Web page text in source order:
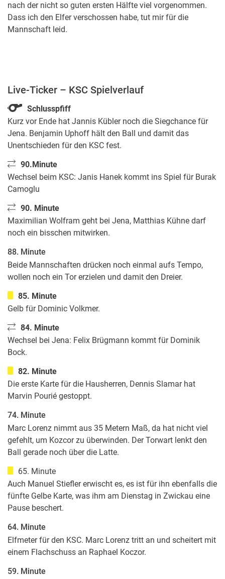
nach der nicht so guten ersten Hälfte viel vorgenommen.
Dass ich den Elfer verschossen habe, tut mir für die
Mannschaft leid.
Live-Ticker – KSC Spielverlauf
Schlusspfiff
Kurz vor Ende hat Jannis Kübler noch die Siegchance für
Jena. Benjamin Uphoff hält den Ball und damit das
Unentschieden für den KSC fest.
90.Minute
Wechsel beim KSC: Janis Hanek kommt ins Spiel für Burak
Camoglu
90. Minute
Maximilian Wolfram geht bei Jena, Matthias Kühne darf
noch ein bisschen mitwirken.
88. Minute
Beide Mannschaften drücken noch einmal aufs Tempo,
wollen noch ein Tor erzielen und damit den Dreier.
85. Minute
Gelb für Dominic Volkmer.
84. Minute
Wechsel bei Jena: Felix Brügmann kommt für Dominik
Bock.
82. Minute
Die erste Karte für die Hausherren, Dennis Slamar hat
Marvin Pourié gestoppt.
74. Minute
Marc Lorenz nimmt aus 35 Metern Maß, da hat nicht viel
gefehlt, um Kozcor zu überwinden. Der Torwart lenkt den
Ball gerade noch über die Latte.
65. Minute
Auch Manuel Stiefler erwischt es, es ist für ihn ebenfalls die
fünfte Gelbe Karte, was ihm am Dienstag in Zwickau eine
Pause beschert.
64. Minute
Elfmeter für den KSC. Marc Lorenz tritt an und scheitert mit
einem Flachschuss an Raphael Koczor.
59. Minute